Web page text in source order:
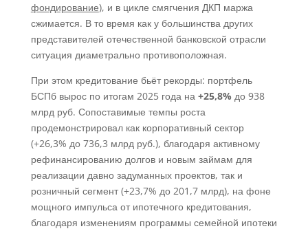
фондирование), и в цикле смягчения ДКП маржа
сжимается. В то время как у большинства других
представителей отечественной банковской отрасли
ситуация диаметрально противоположная.
При этом кредитование бьёт рекорды: портфель
БСПб вырос по итогам 2025 года на +25,8% до 938
млрд руб. Сопоставимые темпы роста
продемонстрировал как корпоративный сектор
(+26,3% до 736,3 млрд руб.), благодаря активному
рефинансированию долгов и новым займам для
реализации давно задуманных проектов, так и
розничный сегмент (+23,7% до 201,7 млрд), на фоне
мощного импульса от ипотечного кредитования,
благодаря изменениям программы семейной ипотеки